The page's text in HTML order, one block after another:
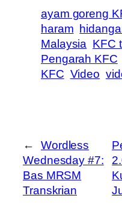
ayam goreng
haram
Malaysia KFC
Pengarah KFC
KFC Video
←
Wordless
Wednesday #7:
Bas MRSM
Transkrian